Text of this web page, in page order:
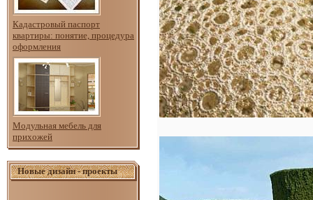
Кадастровый паспорт
квартиры: понятие, процедура
оформления
Модульная мебель для
прихожей
Новые дизайн - проекты